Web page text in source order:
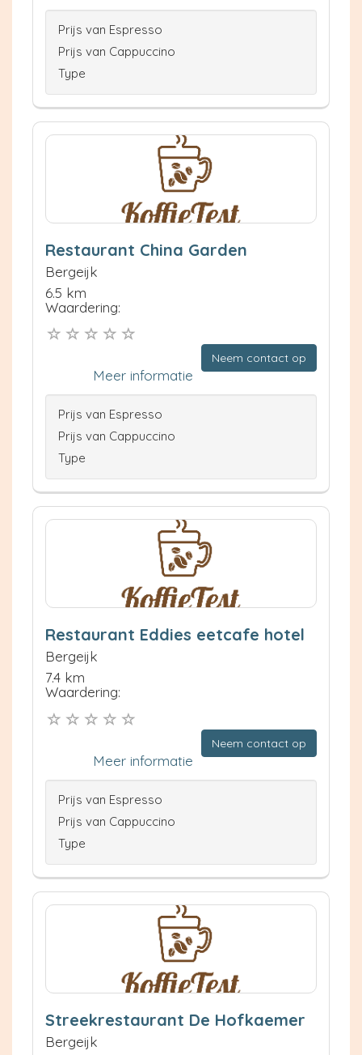
Prijs van Espresso
Prijs van Cappuccino
Type
Restaurant China Garden
Bergeijk
6.5 km
Waardering:
Neem contact op
Meer informatie
Prijs van Espresso
Prijs van Cappuccino
Type
Restaurant Eddies eetcafe hotel
Bergeijk
7.4 km
Waardering:
Neem contact op
Meer informatie
Prijs van Espresso
Prijs van Cappuccino
Type
Streekrestaurant De Hofkaemer
Bergeijk